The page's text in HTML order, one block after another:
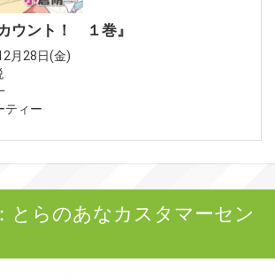
ウント！ １巻』
月28日(金)
ティー
とらのあなカスタマーセン